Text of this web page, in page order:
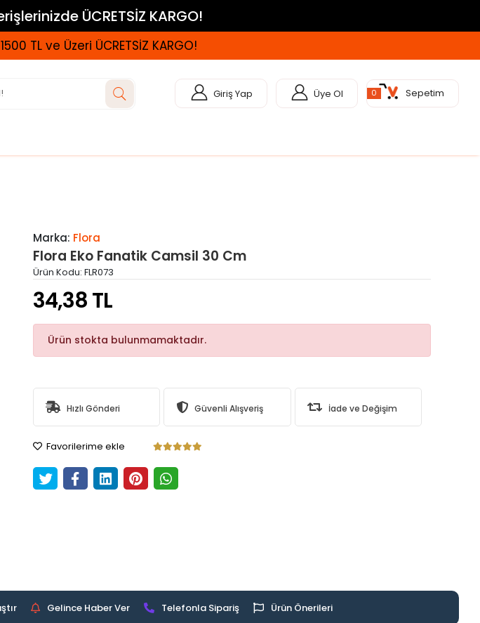
ÜCRETSİZ KARGO!
TL ve Üzeri ÜCRETSİZ KARGO!
Giriş Yap Üye Ol 0 Sepetim
Marka: Flora
Flora Eko Fanatik Camsil 30 Cm
Ürün Kodu: FLR073
34,38 TL
Ürün stokta bulunmamaktadır.
Hızlı Gönderi Güvenli Alışveriş İade ve Değişim
Favorilerime ekle
Gelince Haber Ver Telefonla Sipariş Ürün Önerileri